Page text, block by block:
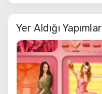
Yer Aldığı Yapımlar